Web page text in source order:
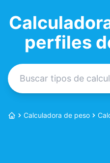
perfiles
Buscar calculadora
InicioCalculadora de peso